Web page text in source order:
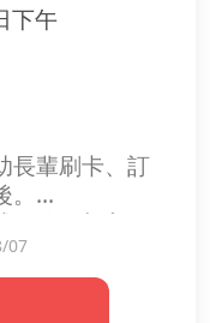
下午
長輩刷卡、訂
的你加入，
。
07